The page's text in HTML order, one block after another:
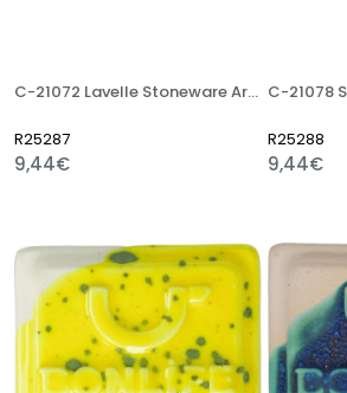
C-21072 Lavelle Stoneware Artistik Sır
R25287
9,44€
R25288
9,44€